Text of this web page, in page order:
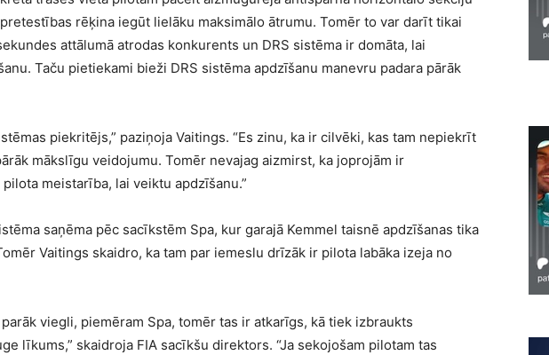
rēķina iegūt lielāku maksimālo ātrumu. Tomēr to var darīt tikai
attālumā atrodas konkurents un DRS sistēma ir domāta, lai
Taču pietiekami bieži DRS sistēma apdzīšanu manevru padara pārāk
piekritējs,” paziņoja Vaitings. “Es zinu, ka ir cilvēki, kas tam nepiekrīt
mākslīgu veidojumu. Tomēr nevajag aizmirst, ka joprojām ir
meistarība, lai veiktu apdzīšanu.”
saņēma pēc sacīkstēm Spa, kur garajā Kemmel taisnē apdzīšanas tika
Vaitings skaidro, ka tam par iemeslu drīzāk ir pilota labāka izeja no
viegli, piemēram Spa, tomēr tas ir atkarīgs, kā tiek izbraukts
līkums,” skaidroja FIA sacīkšu direktors. “Ja sekojošam pilotam tas